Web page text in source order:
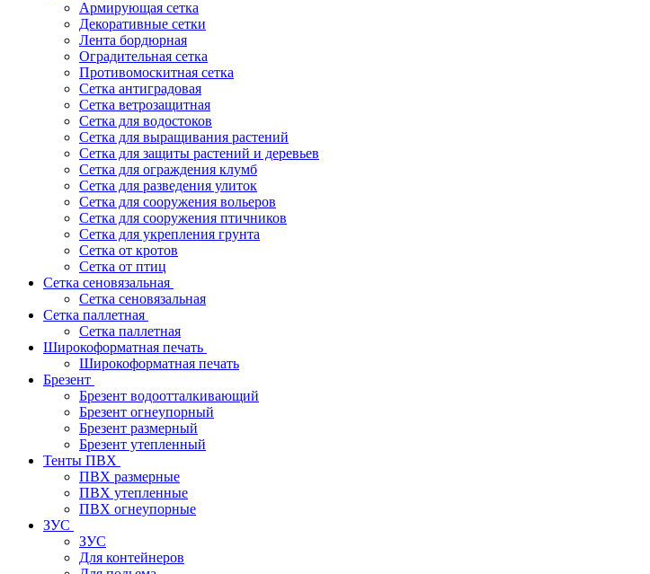
Армирующая сетка
Декоративные сетки
Лента бордюрная
Оградительная сетка
Противомоскитная сетка
Сетка антиградовая
Сетка ветрозащитная
Сетка для водостоков
Сетка для выращивания растений
Сетка для защиты растений и деревьев
Сетка для ограждения клумб
Сетка для разведения улиток
Сетка для сооружения вольеров
Сетка для сооружения птичников
Сетка для укрепления грунта
Сетка от кротов
Сетка от птиц
Сетка сеновязальная
Сетка сеновязальная
Сетка паллетная
Сетка паллетная
Широкоформатная печать
Широкоформатная печать
Брезент
Брезент водоотталкивающий
Брезент огнеупорный
Брезент размерный
Брезент утепленный
Тенты ПВХ
ПВХ размерные
ПВХ утепленные
ПВХ огнеупорные
ЗУС
ЗУС
Для контейнеров